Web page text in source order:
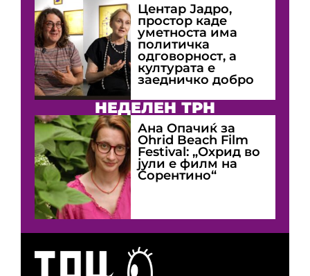
Центар Јадро,
простор каде
уметноста има
политичка
одговорност, а
културата е
заедничко добро
НЕДЕЛЕН ТРН
Ана Опачиќ за
Оhrid Beach Film
Festival: „Охрид во
јули е филм на
Сорентино“